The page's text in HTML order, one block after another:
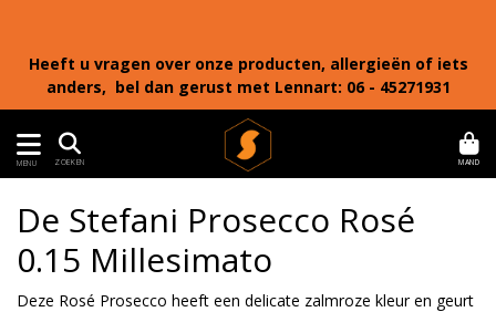
Heeft u vragen over onze producten, allergieën of iets
anders, bel dan gerust met Lennart: 06 - 45271931
MENU ZOEKEN MAND
De Stefani Prosecco Rosé
0.15 Millesimato
Deze Rosé Prosecco heeft een delicate zalmroze kleur en geurt